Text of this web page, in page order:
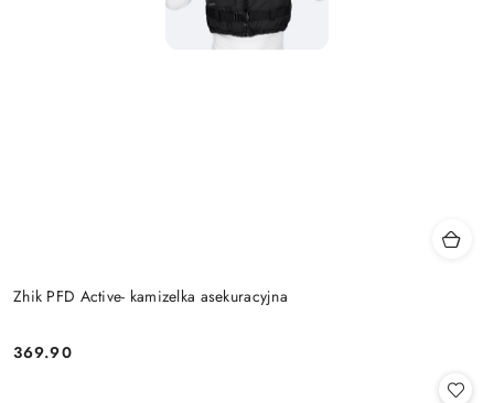
Zhik PFD Active- kamizelka asekuracyjna
Cena:
369.90